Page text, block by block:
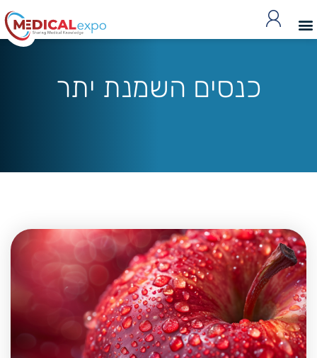
כנסים השמנת יתר